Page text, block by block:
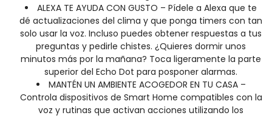
ALEXA TE AYUDA CON GUSTO – Pídele a Alexa que te
dé actualizaciones del clima y que ponga timers con tan
solo usar la voz. Incluso puedes obtener respuestas a tus
preguntas y pedirle chistes. ¿Quieres dormir unos
minutos más por la mañana? Toca ligeramente la parte
superior del Echo Dot para posponer alarmas.
MANTÉN UN AMBIENTE ACOGEDOR EN TU CASA –
Controla dispositivos de Smart Home compatibles con la
voz y rutinas que activan acciones utilizando los